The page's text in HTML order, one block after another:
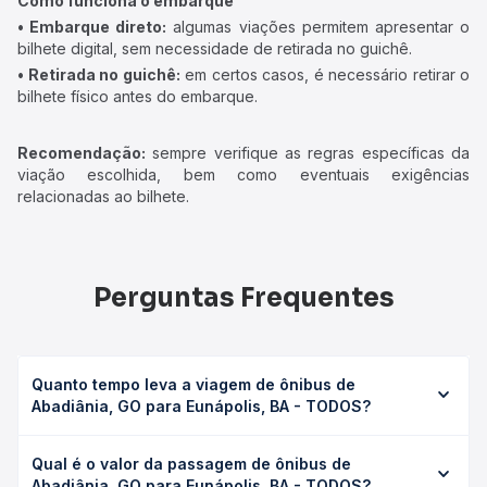
• Embarque direto: algumas viações permitem apresentar o
bilhete digital, sem necessidade de retirada no guichê.
• Retirada no guichê: em certos casos, é necessário retirar o
bilhete físico antes do embarque.
Recomendação: sempre verifique as regras específicas da
viação escolhida, bem como eventuais exigências
relacionadas ao bilhete.
Perguntas Frequentes
Quanto tempo leva a viagem de ônibus de
Abadiânia, GO para Eunápolis, BA - TODOS?
TODOS leva em média 28h 1min, podendo variar conforme
Qual é o valor da passagem de ônibus de